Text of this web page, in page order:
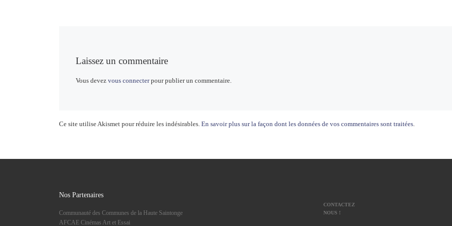
Laissez un commentaire
Vous devez vous connecterpour publier un commentaire.
Ce site utilise Akismet pour réduire les indésirables. En savoir plus sur la façon dont les données de vos commentaires sont traitées.
Nos Partenaires
Communauté des Communes de la Haute Saintonge
AFCAE Cinémas Art et Essai
CONTACTEZ
NOUS !